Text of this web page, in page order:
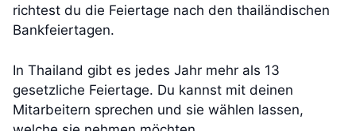
richtest du die Feiertage nach den thailändischen
Bankfeiertagen.
In Thailand gibt es jedes Jahr mehr als 13
gesetzliche Feiertage. Du kannst mit deinen
Mitarbeitern sprechen und sie wählen lassen,